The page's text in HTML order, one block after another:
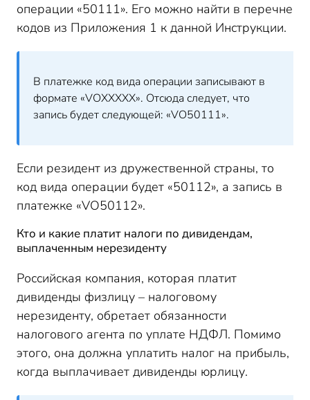
операции «50111». Его можно найти в перечне
кодов из Приложения 1 к данной Инструкции.
В платежке код вида операции записывают в
формате «VOXXXXX». Отсюда следует, что
запись будет следующей: «VO50111».
Если резидент из дружественной страны, то
код вида операции будет «50112», а запись в
платежке «VO50112».
Кто и какие платит налоги по дивидендам,
выплаченным нерезиденту
Российская компания, которая платит
дивиденды физлицу – налоговому
нерезиденту, обретает обязанности
налогового агента по уплате НДФЛ. Помимо
этого, она должна уплатить налог на прибыль,
когда выплачивает дивиденды юрлицу.